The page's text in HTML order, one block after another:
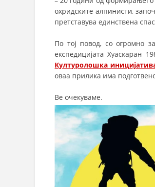
охридските алпинисти,
претставува единствена
По тој повод, со огромно
експедицијата Хуаскаран
Културолошка
оваа прилика има
Ве очекуваме.